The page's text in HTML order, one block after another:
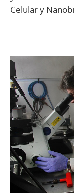
Celular y